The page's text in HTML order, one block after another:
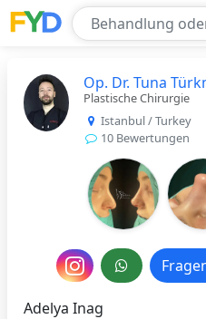
Find Your
Op. Dr. Tuna
Plastische Chirurgie
Istanbul / Turkey
10 Bewertungen
Nachricht
Fragen
Adelya Inag